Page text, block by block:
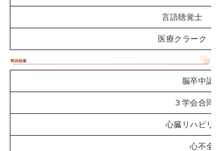
言語聴覚士
医療クラーク
脳卒中認
３学会合同
心臓リハビリ
心不全